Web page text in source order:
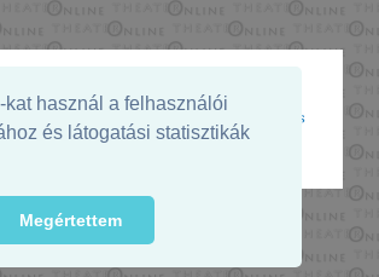
használ a felhasználói
és látogatási statisztikák
Megértettem
támogatja:
Online -theater.hu